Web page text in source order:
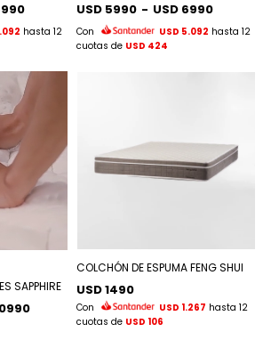
hasta 12
USD 5990 - USD 6990
Con USD 5.092 hasta 12
cuotas de USD 424
SAPPHIRE
COLCHÓN DE ESPUMA FENG SHUI
USD 1490
Con USD 1.267 hasta 12
cuotas de USD 106